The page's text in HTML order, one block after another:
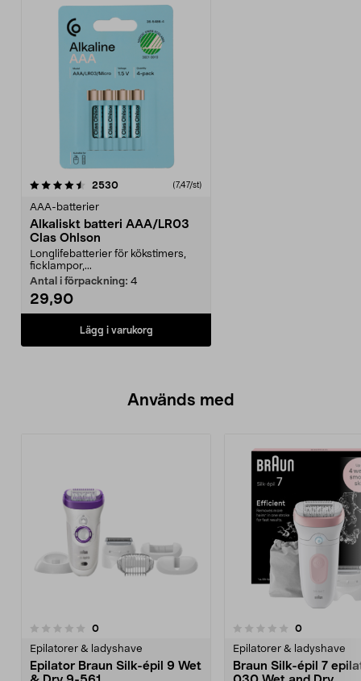
2530recensioner (7,47/st)
AAA-batterier
Alkaliskt batteri AAA/LR03
Clas Ohlson
Longlifebatterier för kökstimers,
ficklampor,...
Antal i förpackning: 4
29,90
Lägg i varukorg
Används med
0recensioner
Epilatorer & ladyshave
Epilator Braun Silk-épil 9 Wet
0.0 av 5 stjärnor 0recensioner
Epilatorer & ladyshave
Braun Silk-épil 7
0.0 av 5 stjärnor